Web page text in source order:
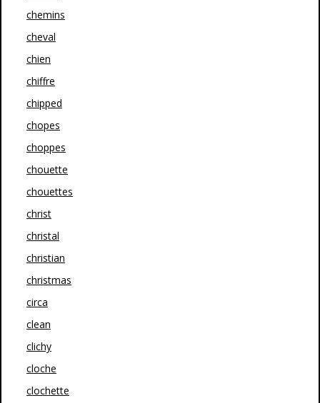
chemins
cheval
chien
chiffre
chipped
chopes
choppes
chouette
chouettes
christ
christal
christian
christmas
circa
clean
clichy
cloche
clochette